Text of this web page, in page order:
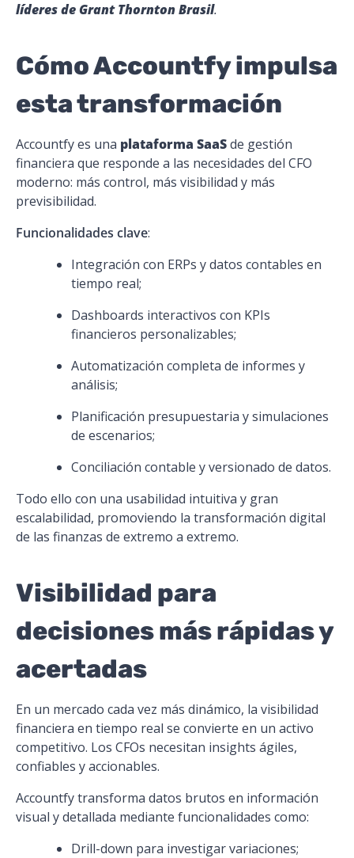
líderes de Grant Thornton Brasil.
Cómo Accountfy impulsa
esta transformación
Accountfyes una plataforma SaaSde gestión
financiera que responde a las necesidades del CFO
moderno: más control, más visibilidad y más
previsibilidad.
Funcionalidades clave:
Integración con ERPs y datos contables en
tiempo real;
Dashboards interactivos con KPIs
financieros personalizables;
Automatización completa de informes y
análisis;
Planificación presupuestaria y simulaciones
de escenarios;
Conciliación contable y versionado de datos.
Todo ello con una usabilidad intuitiva y gran
escalabilidad, promoviendo la transformación digital
de las finanzas de extremo a extremo.
Visibilidad para
decisiones más rápidas y
acertadas
En un mercado cada vez más dinámico, la visibilidad
financiera en tiempo real se convierte en un activo
competitivo. Los CFOs necesitan insights ágiles,
confiables y accionables.
Accountfy transforma datos brutos en información
visual y detallada mediante funcionalidades como:
Drill-down para investigar variaciones;